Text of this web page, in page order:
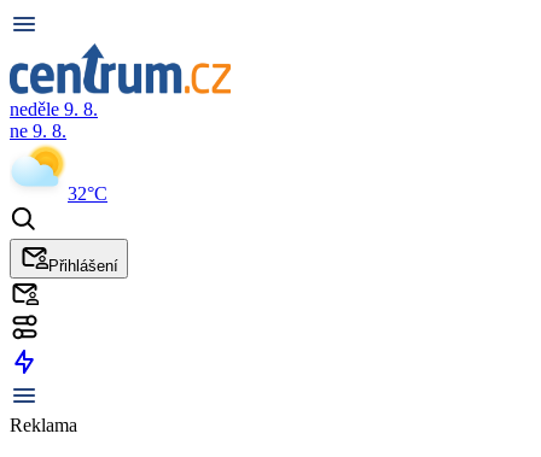
neděle 9. 8.
ne 9. 8.
32°C
Přihlášení
Reklama